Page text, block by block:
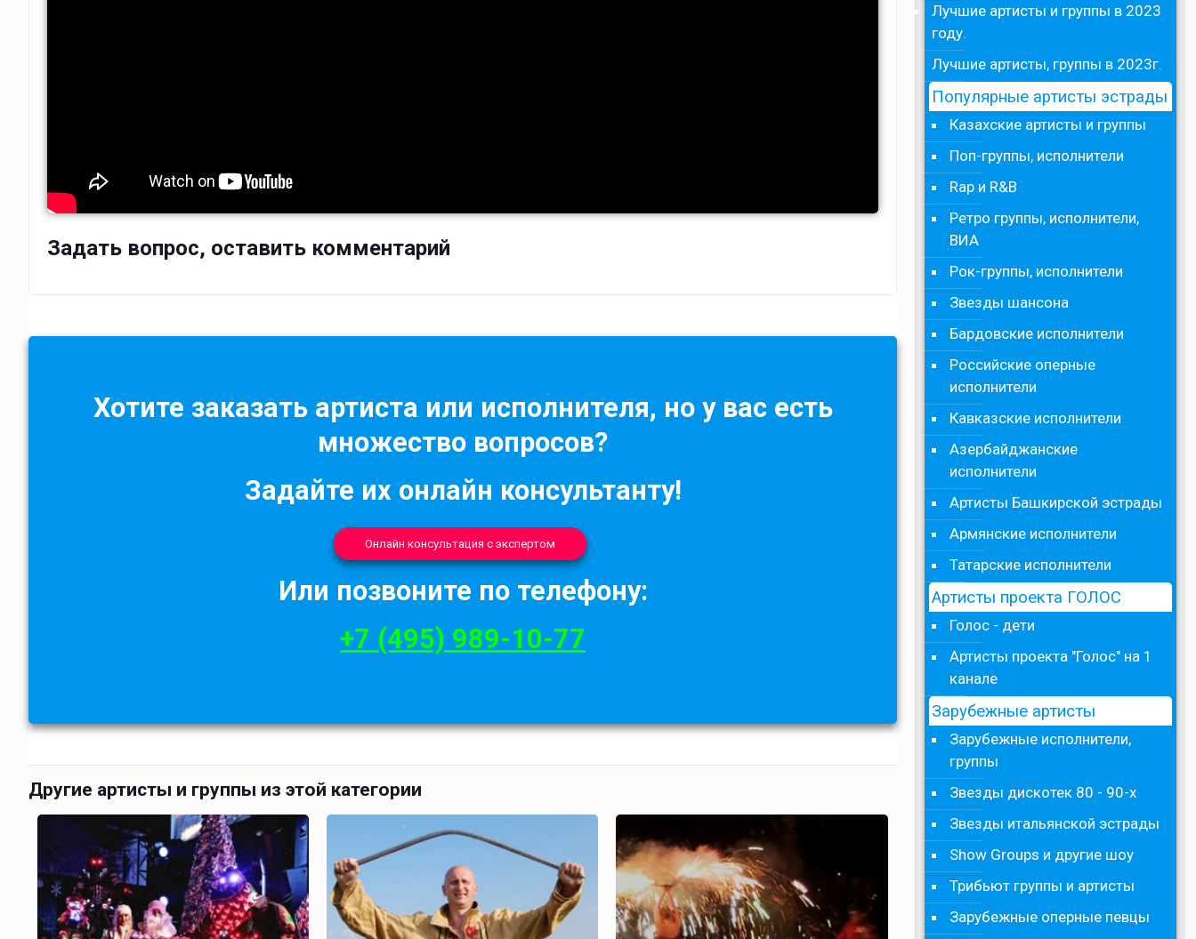
Задать вопрос, оставить комментарий
Хотите заказать артиста или исполнителя, но у вас есть
множество вопросов?
Задайте их онлайн консультанту!
Онлайн консультация с экспертом
Или позвоните по телефону:
+7 (495) 989-10-77
Другие артисты и группы из этой категории
Лучшие артисты и группы в 2023
году.
Лучшие артисты, группы в 2023г.
Популярные артисты эстрады
Казахские артисты и группы
Поп-группы, исполнители
Rap и R&B
Ретро группы, исполнители,
ВИА
Рок-группы, исполнители
Звезды шансона
Бардовские исполнители
Российские оперные
исполнители
Кавказские исполнители
Азербайджанские
исполнители
Артисты Башкирской эстрады
Армянские исполнители
Татарские исполнители
Артисты проекта ГОЛОС
Голос - дети
Артисты проекта "Голос" на 1
канале
Зарубежные артисты
Зарубежные исполнители,
группы
Звезды дискотек 80 - 90-х
Звезды итальянской эстрады
Show Groups и другие шоу
Трибьют группы и артисты
Зарубежные оперные певцы